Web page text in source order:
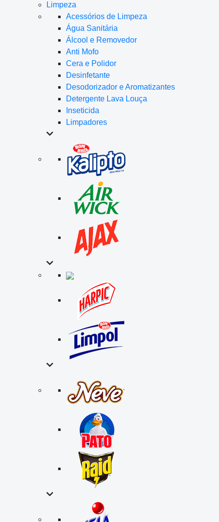
Limpeza
Acessórios de Limpeza
Água Sanitária
Álcool e Removedor
Anti Mofo
Cera e Polidor
Desinfetante
Desodorizador e Aromatizantes
Detergente Lava Louça
Inseticida
Limpadores